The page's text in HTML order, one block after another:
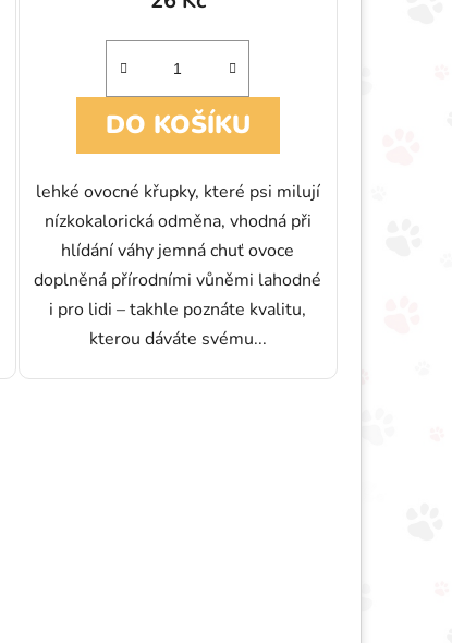
DO KOŠÍKU
lehké ovocné křupky, které psi milují
nízkokalorická odměna, vhodná při
hlídání váhy jemná chuť ovoce
doplněná přírodními vůněmi lahodné
i pro lidi – takhle poznáte kvalitu,
kterou dáváte svému...